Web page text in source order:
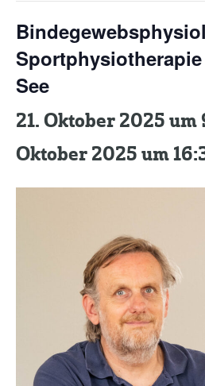
TuWat
Kontakt
See
21. Oktober 2025 um
Oktober 2025 um